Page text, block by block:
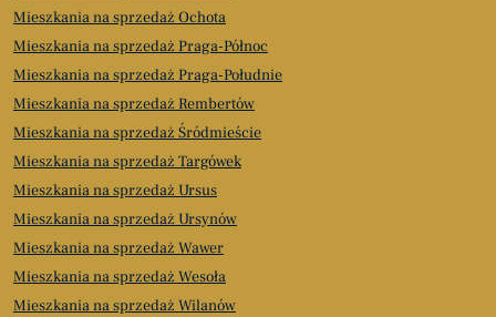
Mieszkania na sprzedaż Ochota
Mieszkania na sprzedaż Praga-Północ
Mieszkania na sprzedaż Praga-Południe
Mieszkania na sprzedaż Rembertów
Mieszkania na sprzedaż Śródmieście
Mieszkania na sprzedaż Targówek
Mieszkania na sprzedaż Ursus
Mieszkania na sprzedaż Ursynów
Mieszkania na sprzedaż Wawer
Mieszkania na sprzedaż Wesoła
Mieszkania na sprzedaż Wilanów